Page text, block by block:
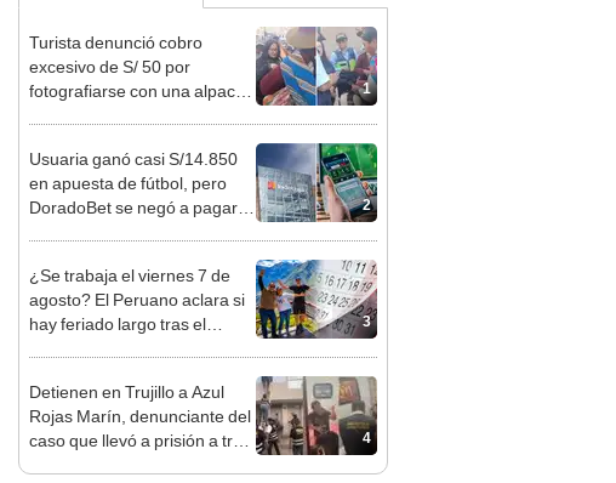
1
Turista denunció cobro
excesivo de S/ 50 por
fotografiarse con una alpaca
2
Usuaria ganó casi S/14.850
en apuesta de fútbol, pero
DoradoBet se negó a pagar:
3
¿Se trabaja el viernes 7 de
agosto? El Peruano aclara si
hay feriado largo tras el
4
Detienen en Trujillo a Azul
Rojas Marín, denunciante del
caso que llevó a prisión a tres